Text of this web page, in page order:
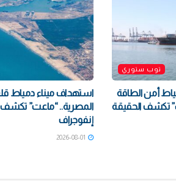
توب ستوري
أمن الطاقة
تكشف الحقيقة
استهداف ميناء دمياط
المصرية.. “ماعت”
إنفوجراف